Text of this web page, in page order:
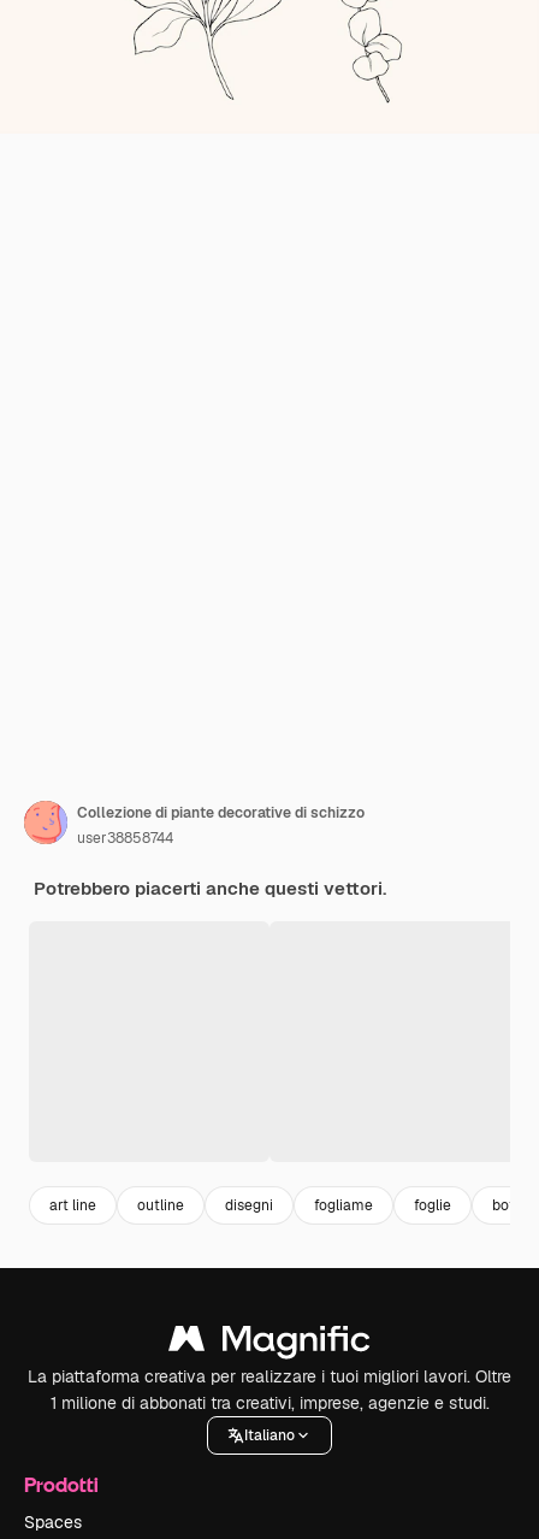
Collezione di piante decorative di schizzo
user38858744
Potrebbero piacerti anche questi vettori.
art line outline disegni fogliame foglie
La piattaforma creativa per realizzare i tuoi migliori lavori. Oltre
1 milione di abbonati tra creativi, imprese, agenzie e studi.
Italiano
Prodotti
Spaces